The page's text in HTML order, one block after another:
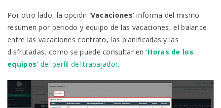
Por otro lado, la opción ‘Vacaciones’informa del mismo
resumen por periodo y equipo de las vacaciones, el balance
entre las vacaciones contrato, las planificadas y las
disfrutadas, como se puede consultar en‘Horas de los
equipos’ del perfil del trabajador.